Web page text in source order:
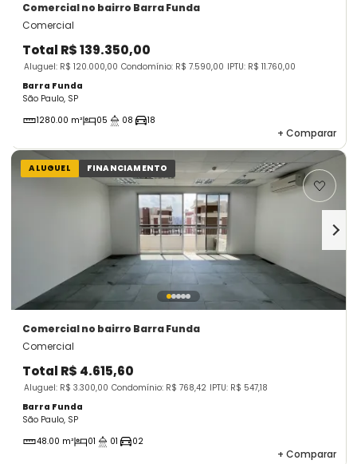
Comercialno bairro Barra Funda
Comercial
Total R$ 139.350,00
Aluguel: R$ 120.000,00 Condomínio: R$ 7.590,00 IPTU: R$ 11.760,00
Barra Funda
São Paulo, SP
1280.00 m²
05 08 18
+ Comparar
ALUGUEL FINANCIAMENTO
Comercialno bairro Barra Funda
Comercial
Total R$ 4.615,60
Aluguel: R$ 3.300,00 Condomínio: R$ 768,42 IPTU: R$ 547,18
Barra Funda
São Paulo, SP
48.00 m²
01 01 02
+ Comparar